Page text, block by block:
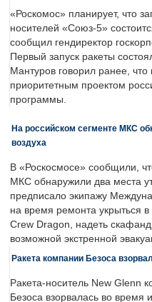
«Роскомос» планирует, что
носителей «Союз-5»
сообщил гендиректор
Первый запуск ракеты
Мантуров говорил ранее,
приоритетным проектом
программы.
На российском сегменте МКС
воздуха
В «Роскосмосе» сообщили,
МКС обнаружили два места
предписало экипажу
на время ремонта укрыться
Crew Dragon, надеть
возможной экстренной
Ракета компании Безоса
Ракета-носитель New
Безоса взорвалась во время